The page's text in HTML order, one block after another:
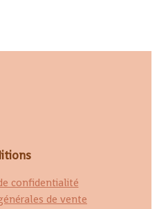
confidentialité
de vente